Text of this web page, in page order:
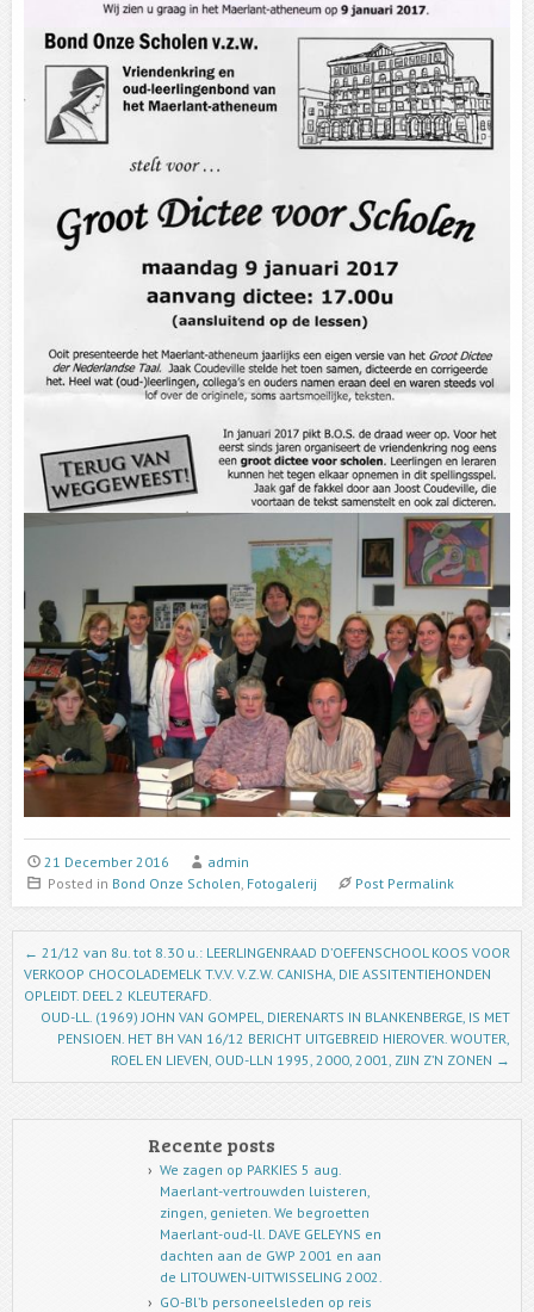
21 December 2016
admin
Posted in Bond Onze Scholen, Fotogalerij Post Permalink
Post navigation
← 21/12 van 8u. tot 8.30 u.: LEERLINGENRAAD D’OEFENSCHOOL KOOS VOOR
VERKOOP CHOCOLADEMELK T.V.V. V.Z.W. CANISHA, DIE ASSITENTIEHONDEN
OPLEIDT. DEEL 2 KLEUTERAFD.
OUD-LL. (1969) JOHN VAN GOMPEL, DIERENARTS IN BLANKENBERGE, IS MET
PENSIOEN. HET BH VAN 16/12 BERICHT UITGEBREID HIEROVER. WOUTER,
ROEL EN LIEVEN, OUD-LLN 1995, 2000, 2001, ZIJN Z’N ZONEN →
Recente posts
We zagen op PARKIES 5 aug.
Maerlant-vertrouwden luisteren,
zingen, genieten. We begroetten
Maerlant-oud-ll. DAVE GELEYNS en
dachten aan de GWP 2001 en aan
de LITOUWEN-UITWISSELING 2002.
GO-Bl’b personeelsleden op reis